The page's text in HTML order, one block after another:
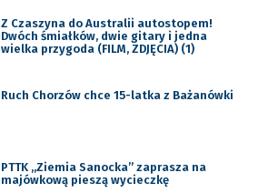
Z Czaszyna do Australii autostopem!
Dwóch śmiałków, dwie gitary i jedna
wielka przygoda (FILM, ZDJĘCIA) (1)
Ruch Chorzów chce 15-latka z Bażanówki
PTTK ,,Ziemia Sanocka” zaprasza na
majówkową pieszą wycieczkę